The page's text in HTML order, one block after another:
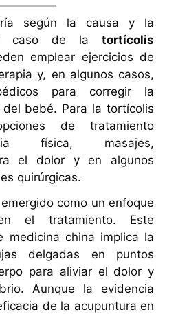
según la causa y la
caso de la tortícolis
emplear ejercicios de
y, en algunos casos,
para corregir la
bebé. Para la tortícolis
de tratamiento
física, masajes,
el dolor y en algunos
quirúrgicas.
como un enfoque
el tratamiento. Este
medicina china implica la
delgadas en puntos
para aliviar el dolor y
Aunque la evidencia
de la acupuntura en